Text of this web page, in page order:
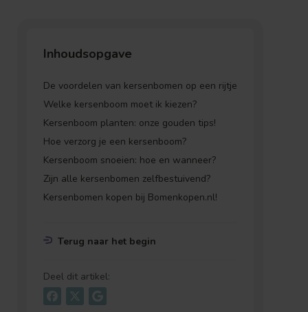
Inhoudsopgave
De voordelen van kersenbomen op een rijtje
Welke kersenboom moet ik kiezen?
Kersenboom planten: onze gouden tips!
Hoe verzorg je een kersenboom?
Kersenboom snoeien: hoe en wanneer?
Zijn alle kersenbomen zelfbestuivend?
Kersenbomen kopen bij Bomenkopen.nl!
Terug naar het begin
Deel dit artikel: